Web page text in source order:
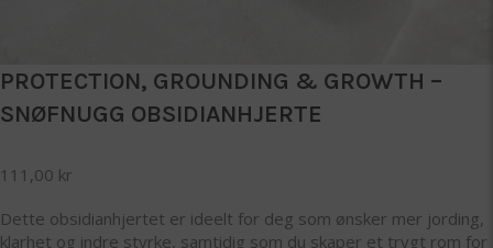
PROTECTION, GROUNDING & GROWTH –
SNØFNUGG OBSIDIANHJERTE
111,00 kr
Dette obsidianhjertet er ideelt for deg som ønsker mer jording,
klarhet og indre styrke, samtidig som du skaper et trygt rom for